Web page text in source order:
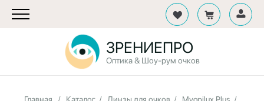
ЗРЕНИЕПРО
Оптика & Шоу-рум очков